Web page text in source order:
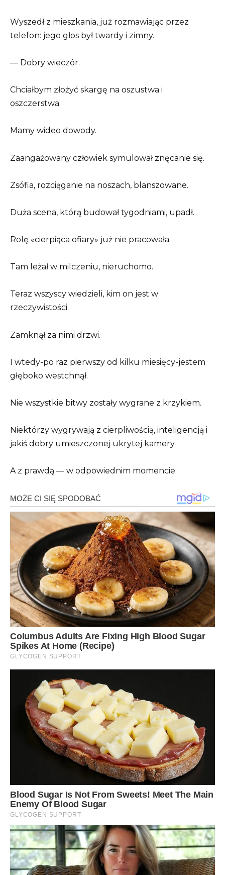
Wyszedł z mieszkania, już rozmawiając przez
telefon: jego głos był twardy i zimny.
— Dobry wieczór.
Chciałbym złożyć skargę na oszustwa i
oszczerstwa.
Mamy wideo dowody.
Zaangażowany człowiek symulował znęcanie się.
Zsófia, rozciąganie na noszach, blanszowane.
Duża scena, którą budował tygodniami, upadł.
Rolę «cierpiąca ofiary» już nie pracowała.
Tam leżał w milczeniu, nieruchomo.
Teraz wszyscy wiedzieli, kim on jest w
rzeczywistości.
Zamknął za nimi drzwi.
I wtedy-po raz pierwszy od kilku miesięcy-jestem
głęboko westchnął.
Nie wszystkie bitwy zostały wygrane z krzykiem.
Niektórzy wygrywają z cierpliwością, inteligencją i
jakiś dobry umieszczonej ukrytej kamery.
A z prawdą — w odpowiednim momencie.